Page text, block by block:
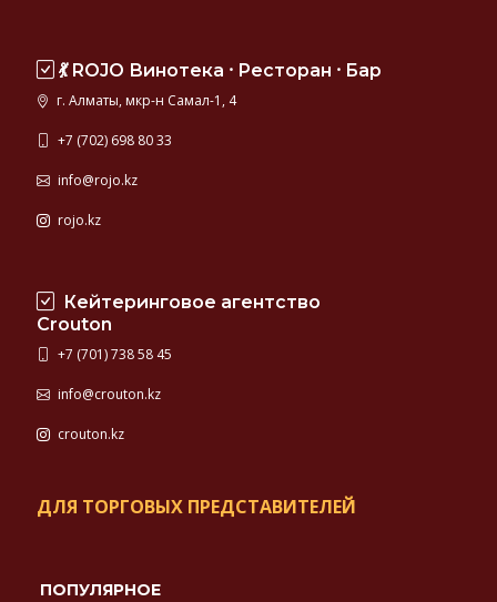
💃 ROJO Винотека ⸱ Ресторан ⸱ Бар
г. Алматы, мкр-н Самал-1, 4
+7 (702) 698 80 33
info@rojo.kz
rojo.kz
Кейтеринговое агентство
Crouton
+7 (701) 738 58 45
info@crouton.kz
crouton.kz
ДЛЯ ТОРГОВЫХ ПРЕДСТАВИТЕЛЕЙ
ПОПУЛЯРНОЕ